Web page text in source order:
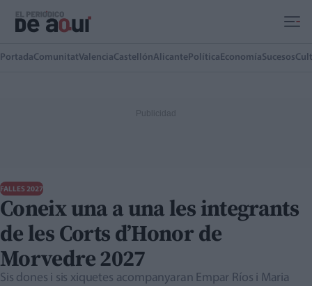
PortadaComunitatValenciaCastellónAlicante Política EconomíaSucesos
FALLES 2027
Coneix una a una les integrants
de les Corts d’Honor de
Morvedre 2027
Sis dones i sis xiquetes acompanyaran Empar Ríos i Maria